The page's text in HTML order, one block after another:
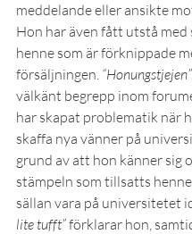
meddelande eller ansikte
Hon har även fått utstå med
henne som är förknippade
försäljningen. “Honungstjejen”
välkänt begrepp inom
har skapat problematik när
skaffa nya vänner på
grund av att hon känner sig
stämpeln som tillsatts
sällan vara på universitetet
lite tufft” förklarar hon,